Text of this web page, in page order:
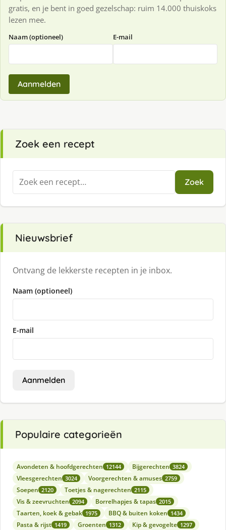
gratis, en je bent in goed gezelschap: ruim 14.000 thuiskoks
lezen mee.
Naam (optioneel) E-mail
Aanmelden
Zoek een recept
Zoeken
naar:
Zoek
Nieuwsbrief
Ontvang de lekkerste recepten in je inbox.
Naam (optioneel)
E-mail
Aanmelden
Populaire categorieën
Avondeten & hoofdgerechten 12144 Bijgerechten 3824
Vleesgerechten 3024 Voorgerechten & amuses 2759
Soepen 2120 Toetjes & nagerechten 2115
Vis & zeevruchten 2094 Borrelhapjes & tapas 2015
Taarten, koek & gebak 1975 BBQ & buiten koken 1434
Pasta & rijst 1419 Groenten 1312 Kip & gevogelte 1297